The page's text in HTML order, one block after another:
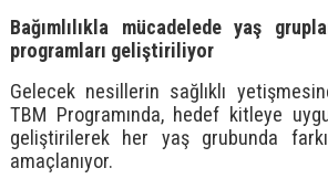
Bağımlılıkla mücadelede yaş
programları geliştiriliyor
Gelecek nesillerin sağlıklı
TBM Programında, hedef kitleye
geliştirilerek her yaş grubunda
amaçlanıyor.